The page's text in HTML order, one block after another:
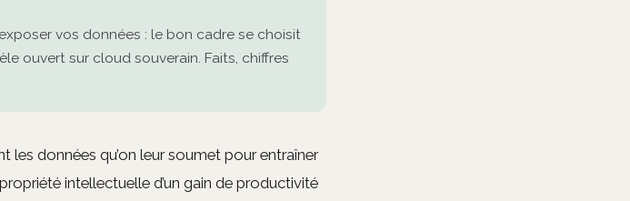
vos données : le bon cadre se choisit
ouvert sur cloud souverain. Faits, chiffres
les données qu’on leur soumet pour entraîner
intellectuelle d’un gain de productivité